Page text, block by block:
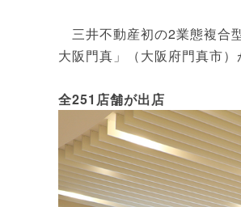
三井不動産初の2業態複合
大阪門真」（大阪府門真市
全251店舗が出店